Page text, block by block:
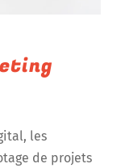
les
de projets